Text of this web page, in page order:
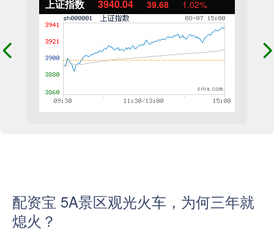
上证指数 3940.04 39.68 1.02%
配资宝 5A景区观光火车，为何三年就
熄火？